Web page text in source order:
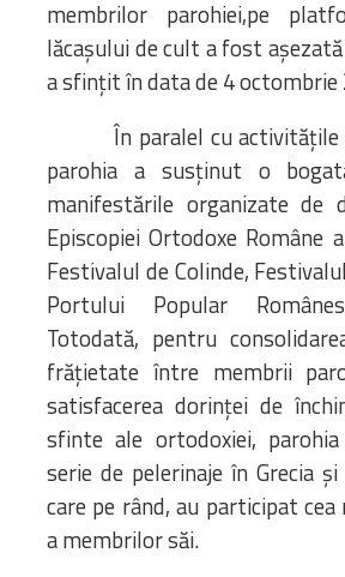
membrilor parohiei,pe
lăcașului de cult a fost
a sfințit în data de 4 octombrie
În paralel cu activitățile
parohia a susținut o
manifestările organizate de
Episcopiei Ortodoxe Române
Festivalul de Colinde,
Portului Popular
Totodată, pentru
frățietate între membrii
satisfacerea dorinței de
sfinte ale ortodoxiei,
serie de pelerinaje în Grecia
care pe rând, au participat
a membrilor săi.